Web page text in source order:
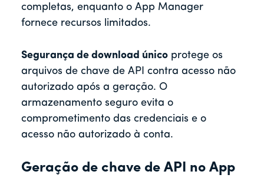
completas, enquanto o App Manager
fornece recursos limitados.
Segurança de download único protege os
arquivos de chave de API contra acesso não
autorizado após a geração. O
armazenamento seguro evita o
comprometimento das credenciais e o
acesso não autorizado à conta.
Geração de chave de API no App